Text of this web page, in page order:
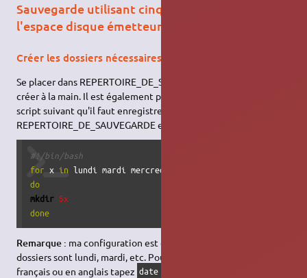
Sauvegarde utilisant cinquante neuf fois
l'espace disque émetteur.
Créer les dossiers nécessaires aux sauvegardes
Se placer dans REPERTOIRE_DE_SAUVEGARDE. On peut les
créer à la main. Il est également possible d'utiliser le petit
script suivant qu'il faut enregistrer dans
REPERTOIRE_DE_SAUVEGARDE et exécuter :
#!/bin/bash
for x in lundi mardi mercredi jeudi vendredi samedi
do
mkdir $x
done
Remarque : ma configuration est en français c'est pourquoi les
dossiers sont lundi, mardi, etc. Pour savoir si vous êtes en
français ou en anglais tapez date +%A